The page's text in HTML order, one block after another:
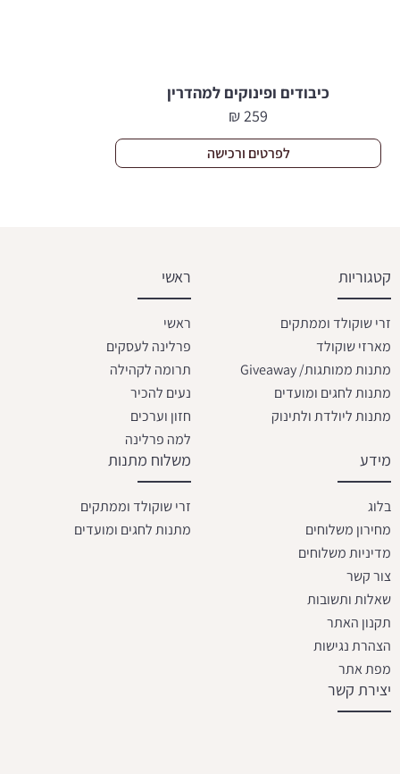
כיבודים ופינוקים למהדרין
259
₪
לפרטים ורכישה
קטגוריות
זרי שוקולד וממתקים
מארזי שוקולד
מתנות ממותגות/ Giveaway
מתנות לחגים ומועדים
מתנות ליולדת ולתינוק
ראשי
ראשי
פרלינה לעסקים
תרומה לקהילה
נעים להכיר
חזון וערכים
למה פרלינה
מידע
בלוג
מחירון משלוחים
מדיניות משלוחים
צור קשר
שאלות ותשובות
תקנון האתר
הצהרת נגישות
מפת אתר
משלוח מתנות
זרי שוקולד וממתקים
מתנות לחגים ומועדים
יצירת קשר